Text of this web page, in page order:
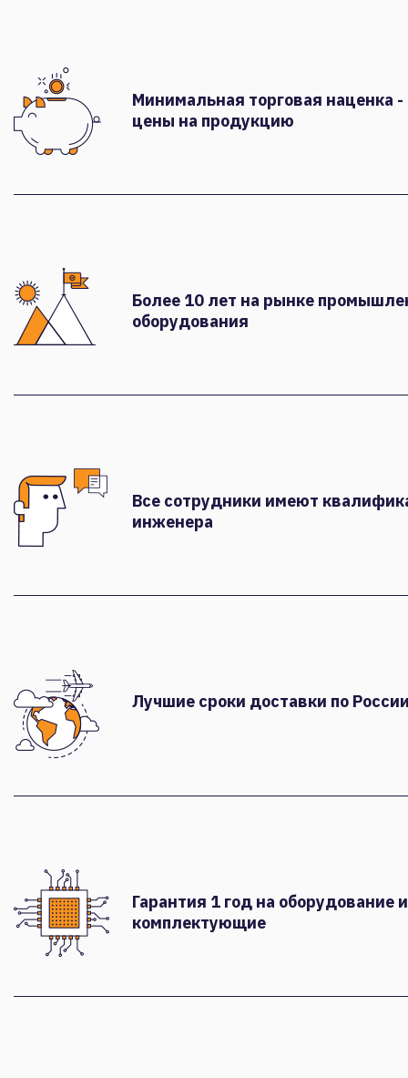
Минимальная торговая наценка
цены на продукцию
Более 10 лет на рынке
оборудования
Все сотрудники имеют
инженера
Лучшие сроки доставки по
Гарантия 1 год на оборудование и
комплектующие